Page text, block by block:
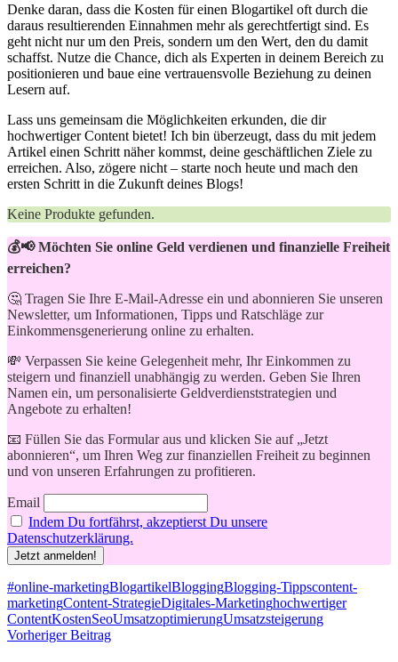
Denke daran, dass die Kosten ⁢für einen Blogartikel oft durch die
daraus resultierenden Einnahmen mehr als gerechtfertigt sind. Es
geht nicht nur um den Preis, sondern um den Wert, den du damit
schaffst.⁣ Nutze die Chance, dich als Experten in deinem Bereich zu
positionieren ⁢und baue eine vertrauensvolle Beziehung zu deinen
Lesern auf.
Lass uns gemeinsam die ⁤Möglichkeiten‍ erkunden, die dir
hochwertiger Content bietet! ‍Ich ​bin überzeugt, dass du‍ mit ‌jedem
Artikel einen Schritt näher kommst, deine geschäftlichen Ziele zu
erreichen. Also, zögere nicht – starte noch heute und mach den
ersten Schritt in die Zukunft deines Blogs!
Keine Produkte gefunden.
💰📢 Möchten Sie online Geld verdienen und finanzielle Freiheit
erreichen?
🤔 Tragen Sie Ihre E-Mail-Adresse ein und abonnieren Sie unseren
Newsletter, um Informationen, Tipps und Ratschläge zur
Einkommensgenerierung online zu erhalten.
💸 Verpassen Sie keine Gelegenheit mehr, Ihr Einkommen zu
steigern und finanziell unabhängig zu werden. Geben Sie Ihren
Namen ein, um personalisierte Geldverdienststrategien und
Angebote zu erhalten!
📧 Füllen Sie das Formular aus und klicken Sie auf „Jetzt
abonnieren“, um Ihren Weg zur finanziellen Freiheit zu beginnen
und von unseren Erfahrungen zu profitieren.
Email
Indem Du fortfährst, akzeptierst Du unsere
Datenschutzerklärung.
Schlagwörter
#online-marketingBlogartikelBloggingBlogging-Tippscontent-
marketingContent-StrategieDigitales-Marketinghochwertiger
ContentKostenSeoUmsatzoptimierungUmsatzsteigerung
Beitragsnavigation
Vorheriger Beitrag